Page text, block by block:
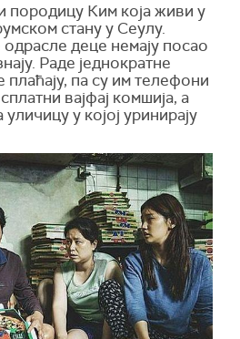
породицу Ким која живи у
стану у Сеулу.
одрасле деце немају посао
Раде једнократне
па су им телефони
вајфај комшија, а
у којој уринирају